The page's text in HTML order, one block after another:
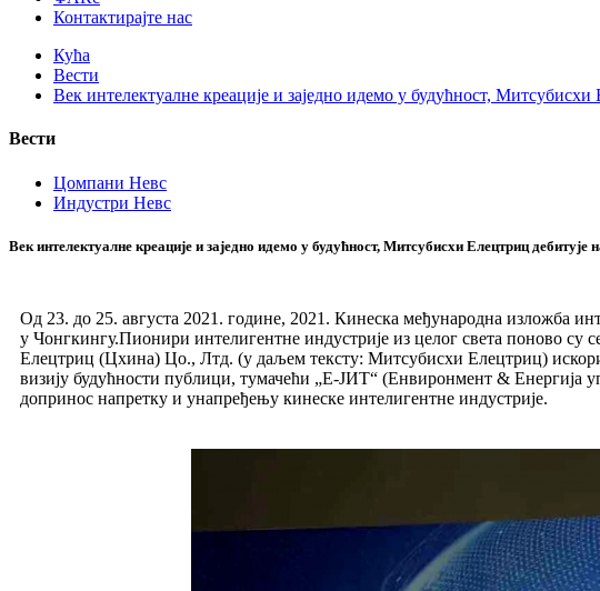
Контактирајте нас
Кућа
Вести
Век интелектуалне креације и заједно идемо у будућност,
Вести
Цомпани Невс
Индустри Невс
Век интелектуалне креације и заједно идемо у будућност, Митсубисхи Елецтриц
Од 23. до 25. августа 2021. године, 2021. Кинеска међународна изложба
у Чонгкингу.Пионири интелигентне индустрије из целог света поново су
Елецтриц (Цхина) Цо., Лтд. (у даљем тексту: Митсубисхи Елецтриц)
визију будућности публици, тумачећи „Е-ЈИТ“ (Енвиронмент & Енергија
допринос напретку и унапређењу кинеске интелигентне индустрије.